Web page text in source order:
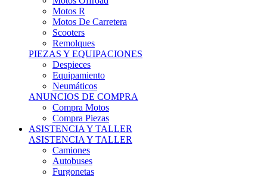
Motos R
Motos De Carretera
Scooters
Remolques
PIEZAS Y EQUIPACIONES
Despieces
Equipamiento
Neumáticos
ANUNCIOS DE COMPRA
Compra Motos
Compra Piezas
ASISTENCIA Y TALLER
ASISTENCIA Y TALLER
Camiones
Autobuses
Furgonetas